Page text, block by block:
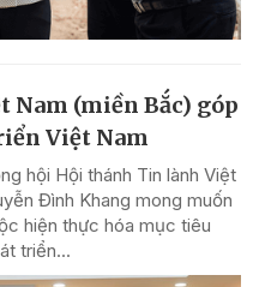
(miền Bắc) góp
Việt Nam
hội Hội thánh Tin lành Việt
Đình Khang mong muốn
hiện thực hóa mục tiêu
triển...